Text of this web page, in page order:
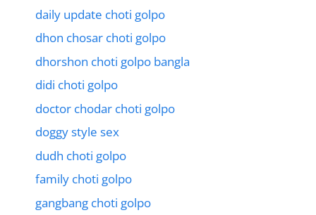
daily update choti golpo
dhon chosar choti golpo
dhorshon choti golpo bangla
didi choti golpo
doctor chodar choti golpo
doggy style sex
dudh choti golpo
family choti golpo
gangbang choti golpo